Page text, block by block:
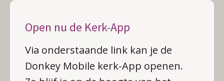
Open nu de Kerk-App
Via onderstaande link kan je de
Donkey Mobile kerk-App openen.